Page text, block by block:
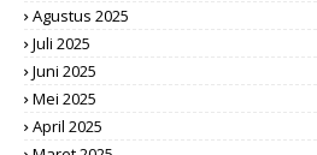
Agustus 2025
Juli 2025
Juni 2025
Mei 2025
April 2025